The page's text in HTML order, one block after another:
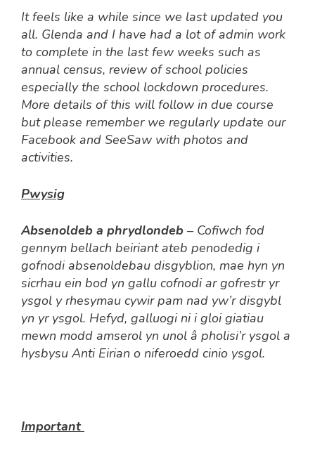
It feels like a while since we last updated you
all. Glenda and I have had a lot of admin work
to complete in the last few weeks such as
annual census, review of school policies
especially the school lockdown procedures.
More details of this will follow in due course
but please remember we regularly update our
Facebook and SeeSaw with photos and
activities.
Pwysig
Absenoldeb a phrydlondeb – Cofiwch fod
gennym bellach beiriant ateb penodedig i
gofnodi absenoldebau disgyblion, mae hyn yn
sicrhau ein bod yn gallu cofnodi ar gofrestr yr
ysgol y rhesymau cywir pam nad yw’r disgybl
yn yr ysgol. Hefyd, galluogi ni i gloi giatiau
mewn modd amserol yn unol â pholisi’r ysgol a
hysbysu Anti Eirian o niferoedd cinio ysgol.
Important